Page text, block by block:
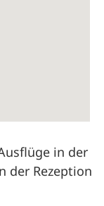
in der
der Rezeption